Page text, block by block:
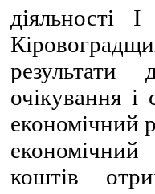
очікування
економічний
коштів